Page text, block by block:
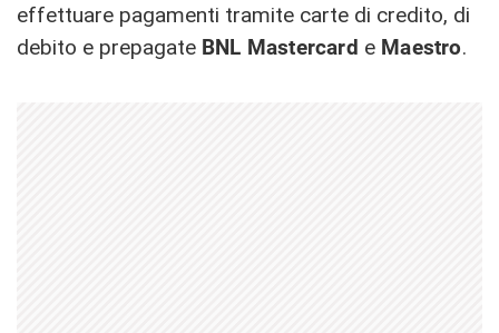
effettuare pagamenti tramite carte di credito, di
debito e prepagate BNL Mastercard e Maestro.